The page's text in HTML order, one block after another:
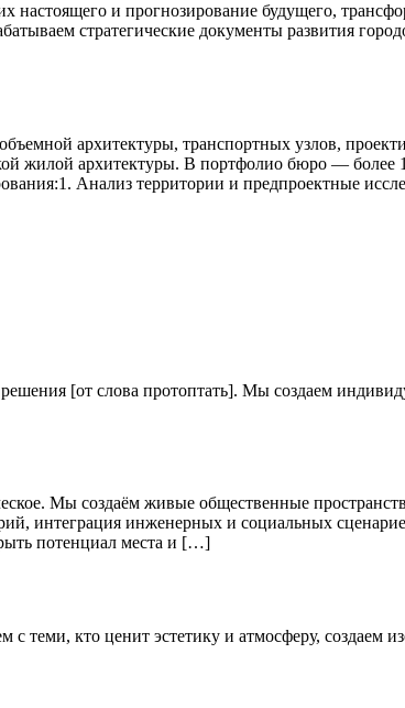
и прогнозирование будущего,
стратегические документы развития
архитектуры, транспортных узлов,
жилой архитектуры. В портфолио бюро —
Анализ территории и предпроектные
[от слова протоптать]. ‎Мы создаем
Мы создаём живые общественные
интеграция инженерных и социальных
потенциал места и […]
теми, кто ценит эстетику и атмосферу,